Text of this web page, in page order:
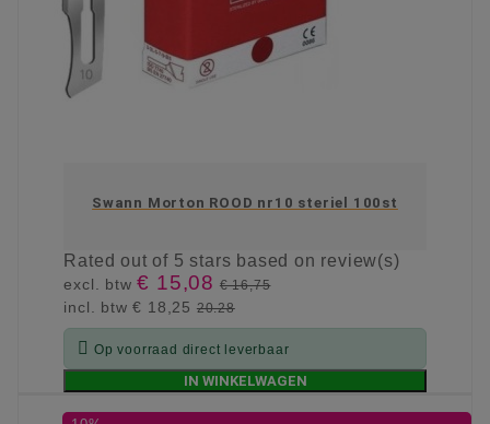
Swann Morton ROOD nr10 steriel 100st
Ratedout of 5 stars based on review(s)
excl. btw€ 15,08 € 16,75
incl. btw€ 18,25 20.28
 Op voorraad direct leverbaar
IN WINKELWAGEN